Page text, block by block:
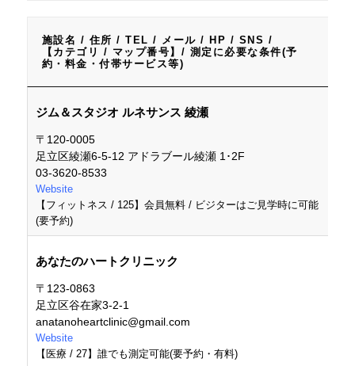
施設名 / 住所 / TEL / メール / HP / SNS /
【カテゴリ / マップ番号】/ 測定に必要な条件(予
約・料金・付帯サービス等)
【カテゴリ / マップ番号】/ 測定に必要な条件(予
ジム＆スタジオ ルネサンス 綾瀬
〒120-0005
足立区綾瀬6-5-12 アドラブール綾瀬 1･2F
03-3620-8533
Website
【フィットネス / 125】会員無料 / ビジターはご見学時に可能
(要予約)
あなたのハートクリニック
〒123-0863
足立区谷在家3-2-1
anatanoheartclinic@gmail.com
Website
【医療 / 27】誰でも測定可能(要予約・有料)